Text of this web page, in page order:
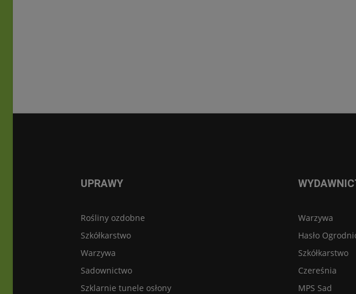
UPRAWY
Rośliny ozdobne
Szkółkarstwo
Warzywa
Sadownictwo
Szklarnie tunele osłony
Warzywa
Hasło
Szkółkarstwo
Czereśnia
MPS Sad